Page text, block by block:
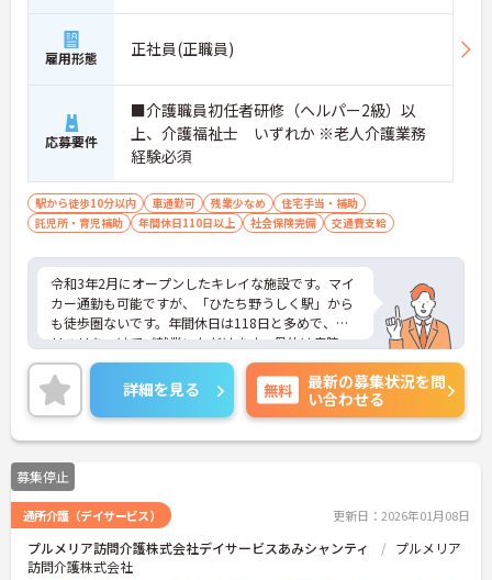
雇用形態 正社員(正職員)
応募要件
■介護職員初任者研修（ヘルパー2級）以
上、介護福祉士 いずれか ※老人介護業務
経験必須
駅から徒歩10分以内 車通勤可 残業少なめ
住宅手当・補助
託児所・育児補助
年間休日110日以上 社会保険完備 交通費支給
令和3年2月にオープンしたキレイな施設です。マイ
カー通勤も可能ですが、「ひたち野うしく駅」から
も徒歩圏ないです。年間休日は118日と多めで、メ
リハリをつけてご就業いただけます。母体は病院
で、医療と介護の連携もあり、安心して介護業務に
専念いただけます。ご興味のある方には、面接対策
ポイントなど、さらに詳細をお話しいたしますので
お気軽にご相談ください！
詳細を見る 無料
最新の募集状況を問
い合わせる
募集停止
通所介護（デイサービス） 更新日：2026年01月08日
プルメリア訪問介護株式会社デイサービスあみシャンティ
プルメリア
訪問介護株式会社